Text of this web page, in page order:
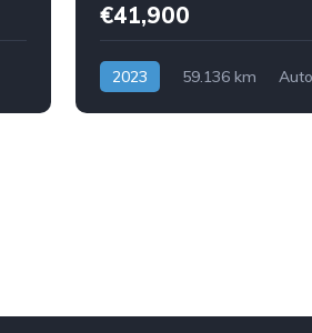
€41,900
2023 59.136 km